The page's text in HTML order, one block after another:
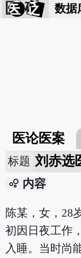
医 砭 数据
医论医案
标题 刘赤选
bubble_chart 内容
陈某，女，28
初因日夜工作
入睡。当时尚